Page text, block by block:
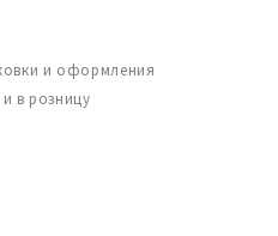
и оформления
в розницу